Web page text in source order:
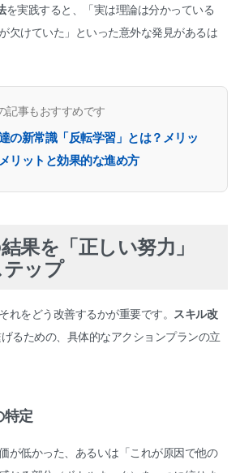
を実践すると、「実は理論は分かっている
欠けていた」といった意外な発見があるは
記事もおすすめです
の新常識「反転学習」とは？メリッ
リットと効果的な進め方
果を「正しい努力」
ップ
れをどう改善するかが重要です。 スキル改
るための、具体的なアクションプランの立
特定
が低かった、あるいは「これが原因で他の